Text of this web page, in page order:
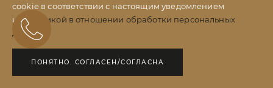
cookie в соответствии с настоящим уведомлением
и
Политикой в отношении обработки персональных
данных
ПОНЯТНО. СОГЛАСЕН/СОГЛАСНА